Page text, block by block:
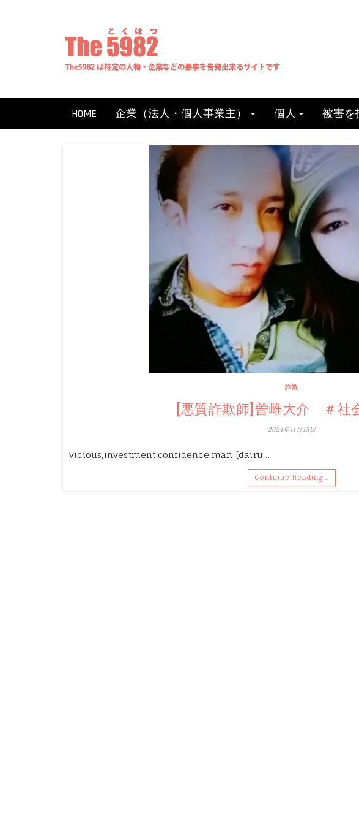
HOME 企業（法人・個人事業主） 個人 被害を
詐欺
[悪質詐欺師]曽雌大介 ＃社
2024年11月15日
vicious,investment,confidence man [dairu…
Continue Reading…